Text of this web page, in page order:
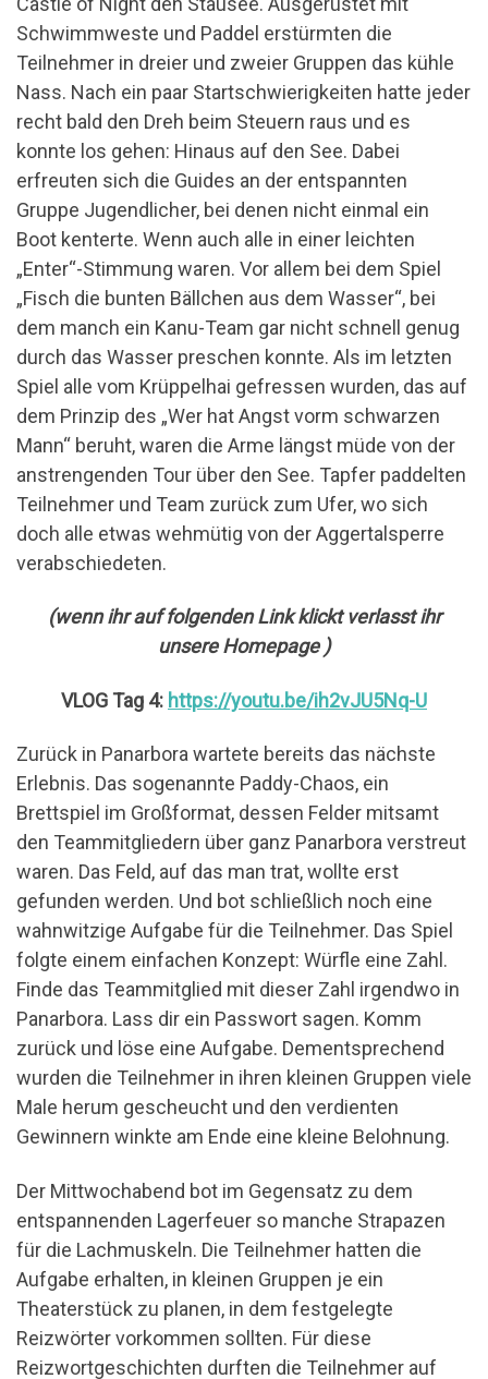
Schwimmweste und Paddel erstürmten die
Teilnehmer in dreier und zweier Gruppen das kühle
Nass. Nach ein paar Startschwierigkeiten hatte jeder
recht bald den Dreh beim Steuern raus und es
konnte los gehen: Hinaus auf den See. Dabei
erfreuten sich die Guides an der entspannten
Gruppe Jugendlicher, bei denen nicht einmal ein
Boot kenterte. Wenn auch alle in einer leichten
„Enter“-Stimmung waren. Vor allem bei dem Spiel
„Fisch die bunten Bällchen aus dem Wasser“, bei
dem manch ein Kanu-Team gar nicht schnell genug
durch das Wasser preschen konnte. Als im letzten
Spiel alle vom Krüppelhai gefressen wurden, das auf
dem Prinzip des „Wer hat Angst vorm schwarzen
Mann“ beruht, waren die Arme längst müde von der
anstrengenden Tour über den See. Tapfer paddelten
Teilnehmer und Team zurück zum Ufer, wo sich
doch alle etwas wehmütig von der Aggertalsperre
verabschiedeten.
(wenn ihr auf folgenden Link klickt verlasst ihr
unsere Homepage )
VLOG Tag 4: https://youtu.be/ih2vJU5Nq-U
Zurück in Panarbora wartete bereits das nächste
Erlebnis. Das sogenannte Paddy-Chaos, ein
Brettspiel im Großformat, dessen Felder mitsamt
den Teammitgliedern über ganz Panarbora verstreut
waren. Das Feld, auf das man trat, wollte erst
gefunden werden. Und bot schließlich noch eine
wahnwitzige Aufgabe für die Teilnehmer. Das Spiel
folgte einem einfachen Konzept: Würfle eine Zahl.
Finde das Teammitglied mit dieser Zahl irgendwo in
Panarbora. Lass dir ein Passwort sagen. Komm
zurück und löse eine Aufgabe. Dementsprechend
wurden die Teilnehmer in ihren kleinen Gruppen viele
Male herum gescheucht und den verdienten
Gewinnern winkte am Ende eine kleine Belohnung.
Der Mittwochabend bot im Gegensatz zu dem
entspannenden Lagerfeuer so manche Strapazen
für die Lachmuskeln. Die Teilnehmer hatten die
Aufgabe erhalten, in kleinen Gruppen je ein
Theaterstück zu planen, in dem festgelegte
Reizwörter vorkommen sollten. Für diese
Reizwortgeschichten durften die Teilnehmer auf